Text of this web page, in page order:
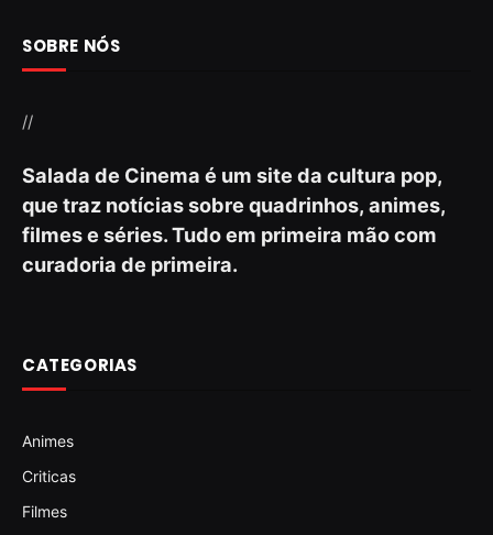
SOBRE NÓS
//
Salada de Cinema é um site da cultura pop,
que traz notícias sobre quadrinhos, animes,
filmes e séries. Tudo em primeira mão com
curadoria de primeira.
CATEGORIAS
Animes
Criticas
Filmes